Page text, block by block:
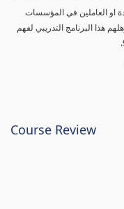
او العاملين في المؤسسات
هذا البرنامج التدريبي لفهم
Course Review